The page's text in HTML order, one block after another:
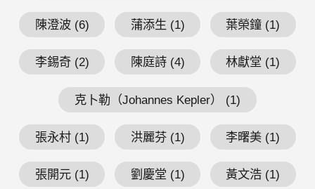
陳澄波 (6) 蒲添生 (1) 葉榮鐘 (1)
李錫奇 (2) 陳庭詩 (4) 林獻堂 (1)
克卜勒（Johannes Kepler） (1)
張永村 (1) 洪麗芬 (1) 李曙美 (1)
張開元 (1) 劉慶堂 (1) 黃文浩 (1)